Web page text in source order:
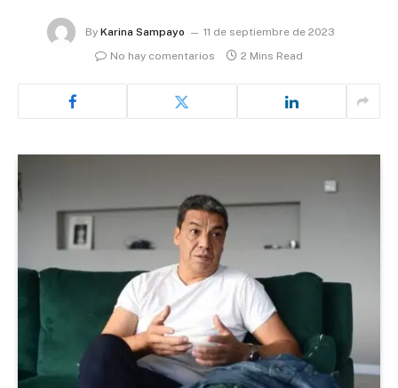
By Karina Sampayo
11 de septiembre de 2023
No hay comentarios
2 Mins Read